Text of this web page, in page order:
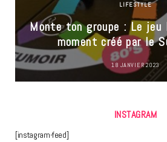
LIFESTYLE
Monte ton groupe : Le
moment créé par le
18 JANVIER 2023
INSTAGRAM
[instagram-feed]